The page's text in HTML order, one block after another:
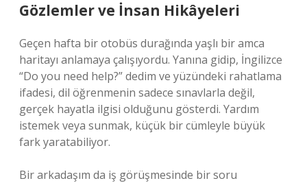
Gözlemler ve İnsan Hikâyeleri
Geçen hafta bir otobüs durağında yaşlı bir amca
haritayı anlamaya çalışıyordu. Yanına gidip, İngilizce
“Do you need help?” dedim ve yüzündeki rahatlama
ifadesi, dil öğrenmenin sadece sınavlarla değil,
gerçek hayatla ilgisi olduğunu gösterdi. Yardım
istemek veya sunmak, küçük bir cümleyle büyük
fark yaratabiliyor.
Bir arkadaşım da iş görüşmesinde bir soru